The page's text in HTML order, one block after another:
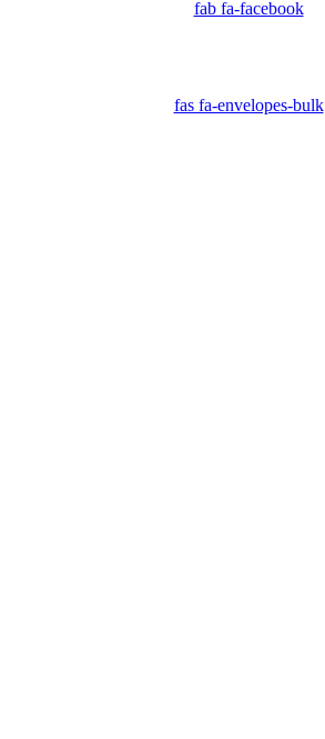
fab fa-facebook
fas fa-envelopes-bulk